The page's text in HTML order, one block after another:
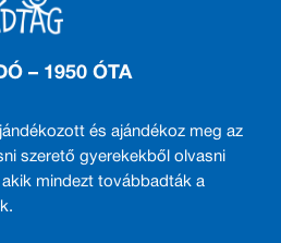
– 1950 ÓTA
és ajándékoz meg az
szerető gyerekekből olvasni
mindezt továbbadták a